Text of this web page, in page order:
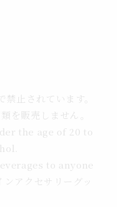
止されています。
を販売しません。
the age of 20 to
to anyone
アクセサリーグッ